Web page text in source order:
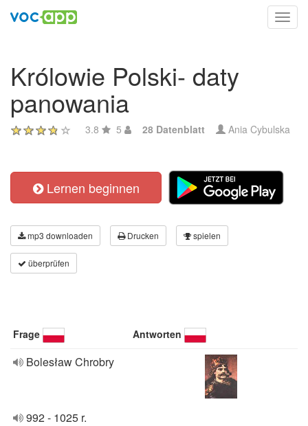
Królowie Polski- daty
panowania
3.8 5 28 Datenblatt Ania Cybulska
Lernen beginnen
mp3 downloaden Drucken spielen
überprüfen
Frage Antworten
Bolesław Chrobry
992 - 1025 r.